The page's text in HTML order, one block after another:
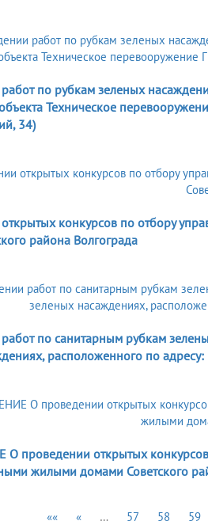
по рубкам зеленых
Техническое
34)
конкурсов по отбору
района Волгограда
по санитарным рубкам
расположенного по
проведении открытых
жилыми домами Советского
«« « … 57 58 59